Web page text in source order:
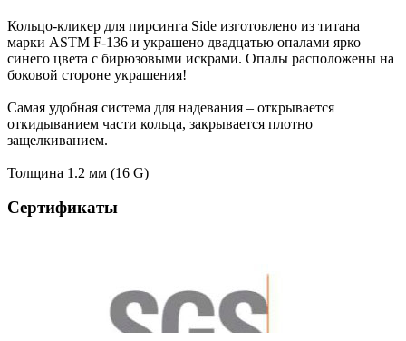
Кольцо-кликер для пирсинга Side изготовлено из титана
марки ASTM F-136 и украшено двадцатью опалами ярко
синего цвета с бирюзовыми искрами. Опалы расположены на
боковой стороне украшения!
Самая удобная система для надевания – открывается
откидыванием части кольца, закрывается плотно
защелкиванием.
Толщина 1.2 мм (16 G)
Сертификаты